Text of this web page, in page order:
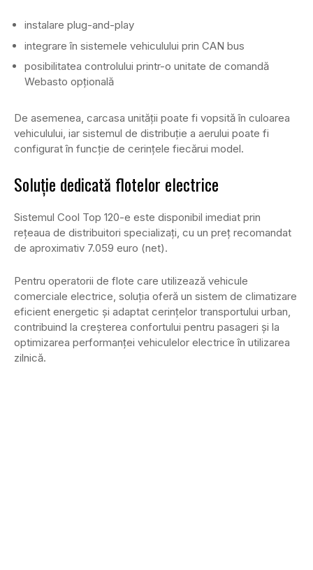
instalare plug-and-play
integrare în sistemele vehiculului prin CAN bus
posibilitatea controlului printr-o unitate de comandă
Webasto opțională
De asemenea, carcasa unității poate fi vopsită în culoarea
vehiculului, iar sistemul de distribuție a aerului poate fi
configurat în funcție de cerințele fiecărui model.
Soluție dedicată flotelor electrice
Sistemul Cool Top 120-e este disponibil imediat prin
rețeaua de distribuitori specializați, cu un preț recomandat
de aproximativ 7.059 euro (net).
Pentru operatorii de flote care utilizează vehicule
comerciale electrice, soluția oferă un sistem de climatizare
eficient energetic și adaptat cerințelor transportului urban,
contribuind la creșterea confortului pentru pasageri și la
optimizarea performanței vehiculelor electrice în utilizarea
zilnică.